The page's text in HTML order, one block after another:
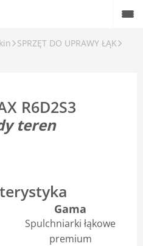
SPRZĘT DO UPRAWY ŁĄK
R6D2S3
teren
Gama
Spulchniarki łąkowe
premium